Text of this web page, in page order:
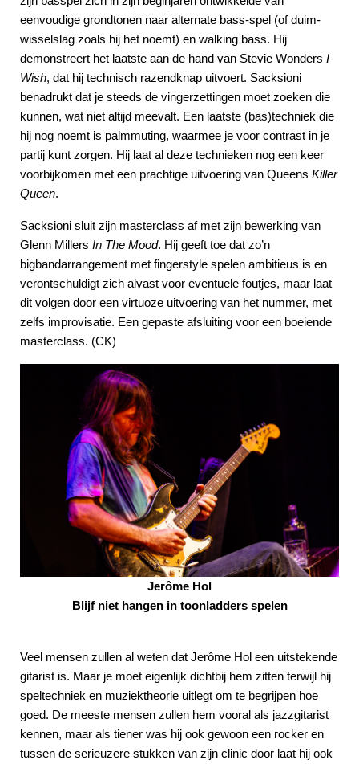
eenvoudige grondtonen naar alternate bass-spel (of duim-
wisselslag zoals hij het noemt) en walking bass. Hij
demonstreert het laatste aan de hand van Stevie Wonders I
Wish, dat hij technisch razendknap uitvoert. Sacksioni
benadrukt dat je steeds de vingerzettingen moet zoeken die
kunnen, wat niet altijd meevalt. Een laatste (bas)techniek die
hij nog noemt is palmmuting, waarmee je voor contrast in je
partij kunt zorgen. Hij laat al deze technieken nog een keer
voorbijkomen met een prachtige uitvoering van Queens Killer
Queen.
Sacksioni sluit zijn masterclass af met zijn bewerking van
Glenn Millers In The Mood. Hij geeft toe dat zo’n
bigbandarrangement met fingerstyle spelen ambitieus is en
verontschuldigt zich alvast voor eventuele foutjes, maar laat
dit volgen door een virtuoze uitvoering van het nummer, met
zelfs improvisatie. Een gepaste afsluiting voor een boeiende
masterclass. (CK)
Jerôme Hol
Blijf niet hangen in toonladders spelen
Veel mensen zullen al weten dat Jerôme Hol een uitstekende
gitarist is. Maar je moet eigenlijk dichtbij hem zitten terwijl hij
speltechniek en muziektheorie uitlegt om te begrijpen hoe
goed. De meeste mensen zullen hem vooral als jazzgitarist
kennen, maar als tiener was hij ook gewoon een rocker en
tussen de serieuzere stukken van zijn clinic door laat hij ook